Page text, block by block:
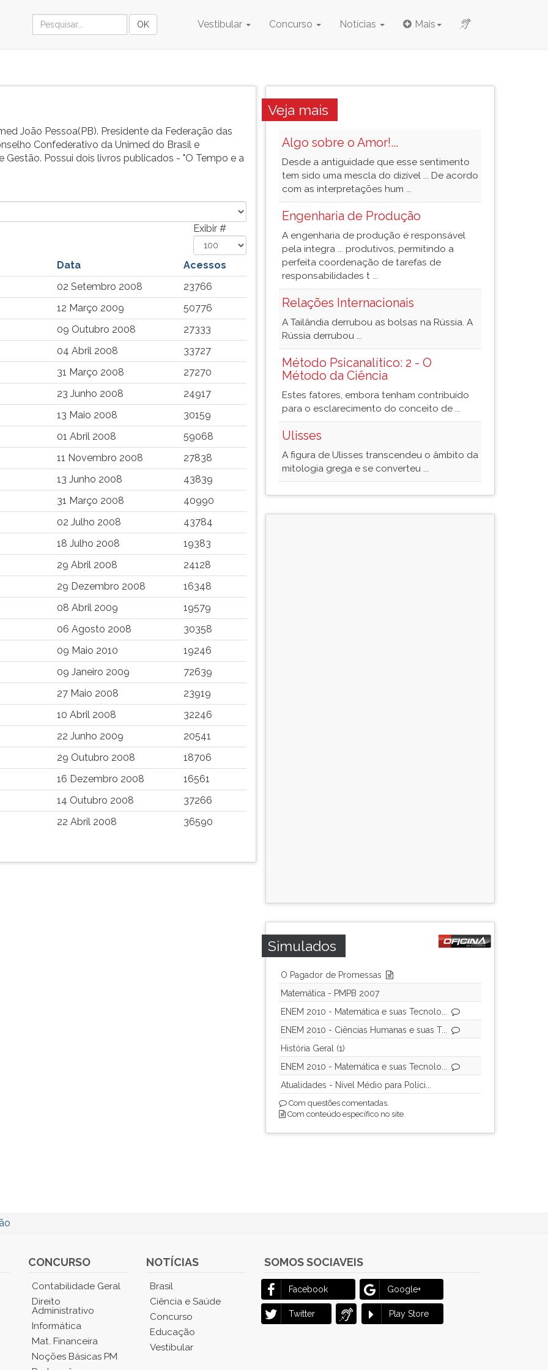
Vestibular Concurso Notícias Mais
João Pessoa(PB). Presidente da Federação das
Confederativo da Unimed do Brasil e
Possui dois livros publicados - "O Tempo e a
Exibir #
Data
Acessos
02 Setembro 2008
23766
12 Março 2009
50776
09 Outubro 2008
27333
04 Abril 2008
33727
31 Março 2008
27270
23 Junho 2008
24917
13 Maio 2008
30159
01 Abril 2008
59068
11 Novembro 2008
27838
13 Junho 2008
43839
31 Março 2008
40990
02 Julho 2008
43784
18 Julho 2008
19383
29 Abril 2008
24128
29 Dezembro 2008
16348
08 Abril 2009
19579
06 Agosto 2008
30358
09 Maio 2010
19246
09 Janeiro 2009
72639
27 Maio 2008
23919
10 Abril 2008
32246
22 Junho 2009
20541
29 Outubro 2008
18706
16 Dezembro 2008
16561
14 Outubro 2008
37266
22 Abril 2008 36590
Veja mais
Algo sobre o Amor!...
Desde a antiguidade que esse sentimento
tem sido uma mescla do dizível ... De acordo
com as interpretações hum ...
Engenharia de Produção
A engenharia de produção é responsável
pela integra ... produtivos, permitindo a
perfeita coordenação de tarefas de
responsabilidades t ...
Relações Internacionais
A Tailândia derrubou as bolsas na Rússia. A
Rússia derrubou ...
Método Psicanalítico: 2 - O
Método da Ciência
Estes fatores, embora tenham contribuído
para o esclarecimento do conceito de ...
Ulisses
A figura de Ulisses transcendeu o âmbito da
mitologia grega e se converteu ...
Simulados
O Pagador de Promessas
Matemática - PMPB 2007
ENEM 2010 - Matemática e suas Tecnolo...
ENEM 2010 - Ciências Humanas e suas T...
História Geral (1)
ENEM 2010 - Matemática e suas Tecnolo...
Atualidades - Nível Médio para Políci...
Com questões comentadas.
Com conteúdo específico no site.
CONCURSO
Contabilidade Geral
Direito
Administrativo
Informática
Mat. Financeira
Noções Básicas PM
NOTÍCIAS
Brasil
Ciência e Saúde
Concurso
Educação
Vestibular
SOMOS SOCIAVEIS
Facebook Google+
Twitter Play Store